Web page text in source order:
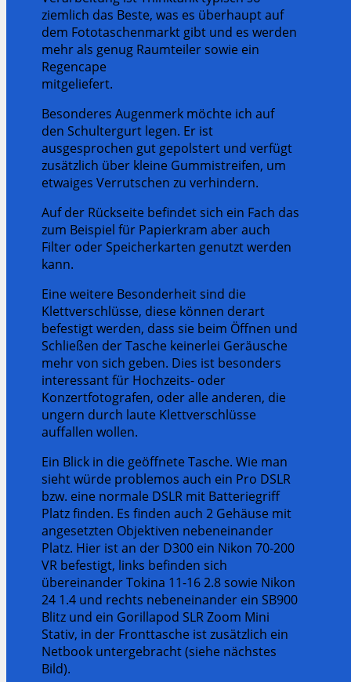
ziemlich das Beste, was es überhaupt auf
dem Fototaschenmarkt gibt und es werden
mehr als genug Raumteiler sowie ein
Regencape
mitgeliefert.
Besonderes Augenmerk möchte ich auf
den Schultergurt legen. Er ist
ausgesprochen gut gepolstert und verfügt
zusätzlich über kleine Gummistreifen, um
etwaiges Verrutschen zu verhindern.
Auf der Rückseite befindet sich ein Fach das
zum Beispiel für Papierkram aber auch
Filter oder Speicherkarten genutzt werden
kann.
Eine weitere Besonderheit sind die
Klettverschlüsse, diese können derart
befestigt werden, dass sie beim Öffnen und
Schließen der Tasche keinerlei Geräusche
mehr von sich geben. Dies ist besonders
interessant für Hochzeits- oder
Konzertfotografen, oder alle anderen, die
ungern durch laute Klettverschlüsse
auffallen wollen.
Ein Blick in die geöffnete Tasche. Wie man
sieht würde problemos auch ein Pro DSLR
bzw. eine normale DSLR mit Batteriegriff
Platz finden. Es finden auch 2 Gehäuse mit
angesetzten Objektiven nebeneinander
Platz. Hier ist an der D300 ein Nikon 70-200
VR befestigt, links befinden sich
übereinander Tokina 11-16 2.8 sowie Nikon
24 1.4 und rechts nebeneinander ein SB900
Blitz und ein Gorillapod SLR Zoom Mini
Stativ, in der Fronttasche ist zusätzlich ein
Netbook untergebracht (siehe nächstes
Bild).